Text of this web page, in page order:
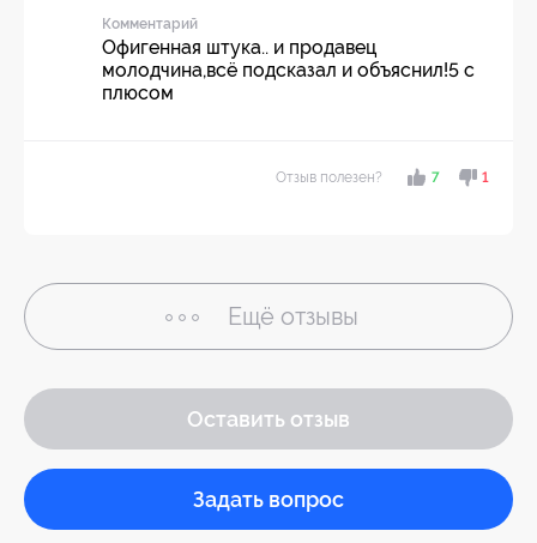
Комментарий
Офигенная штука.. и продавец
молодчина,всё подсказал и объяснил!5 с
плюсом
Отзыв полезен? 7 1
Ещё отзывы
Оставить отзыв
Задать вопрос